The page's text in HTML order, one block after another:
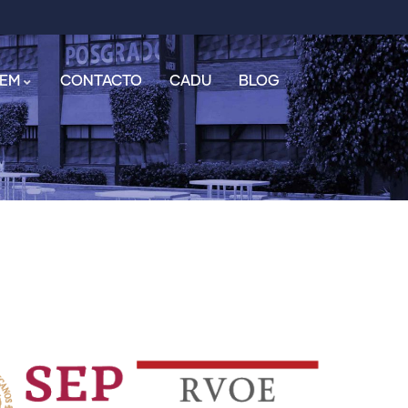
CONTACTO CADU BLOG